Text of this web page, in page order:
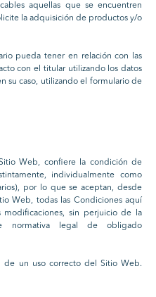
aquellas que se encuentren
la adquisición de productos y/o
pueda tener en relación con las
con el titular utilizando los datos
su caso, utilizando el formulario de
Web, confiere la condición de
individualmente como
por lo que se aceptan, desde
Web, todas las Condiciones aquí
modificaciones, sin perjuicio de la
normativa legal de obligado
de un uso correcto del Sitio Web.